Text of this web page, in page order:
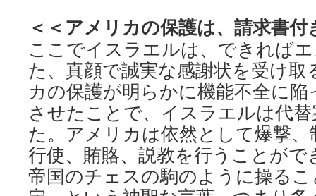
＜＜アメリカの保護は、請求書
ここでイスラエルは、できれば
た、真顔で誠実な感謝状を受け
カの保護が明らかに機能不全に
させたことで、イスラエルは代
た。アメリカは依然として爆撃、
行使、賄賂、説教を行うことがで
帝国のチェスの駒のように操る